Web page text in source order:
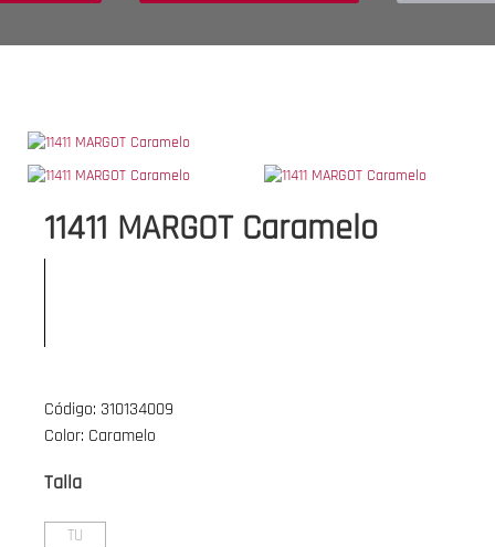
11411 MARGOT Caramelo
Código: 310134009
Color: Caramelo
Talla
TU